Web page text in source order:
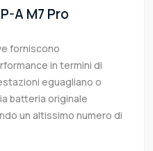
A M7 Pro
forniscono
in termini di
eguagliano o
batteria originale
un altissimo numero di